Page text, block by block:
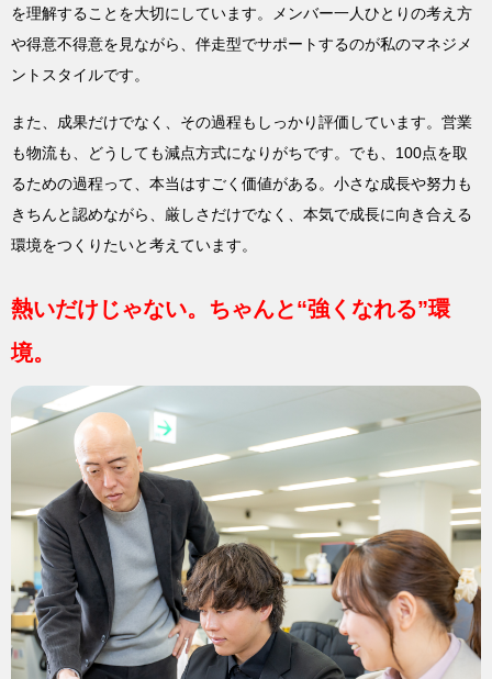
を理解することを大切にしています。メンバー一人ひとりの考え方
や得意不得意を見ながら、伴走型でサポートするのが私のマネジメ
ントスタイルです。
また、成果だけでなく、その過程もしっかり評価しています。営業
も物流も、どうしても減点方式になりがちです。でも、100点を取
るための過程って、本当はすごく価値がある。小さな成長や努力も
きちんと認めながら、厳しさだけでなく、本気で成長に向き合える
環境をつくりたいと考えています。
熱いだけじゃない。ちゃんと“強くなれる”環
境。